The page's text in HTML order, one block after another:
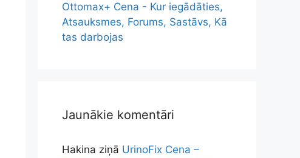
Ottomax+ Cena - Kur iegādāties,
Atsauksmes, Forums, Sastāvs, Kā
tas darbojas
Jaunākie komentāri
Hakina ziņā UrinoFix Cena –